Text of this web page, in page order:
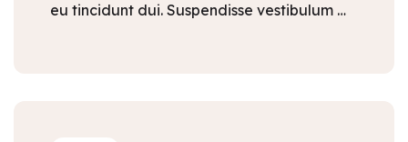
eu tincidunt dui. Suspendisse vestibulum …